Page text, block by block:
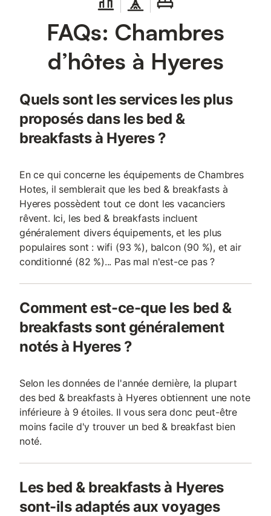
FAQs: Chambres
d’hôtes à Hyeres
Quels sont les services les plus
proposés dans les bed &
breakfasts à Hyeres ?
En ce qui concerne les équipements de Chambres
Hotes, il semblerait que les bed & breakfasts à
Hyeres possèdent tout ce dont les vacanciers
rêvent. Ici, les bed & breakfasts incluent
généralement divers équipements, et les plus
populaires sont : wifi (93 %), balcon (90 %), et air
conditionné (82 %)... Pas mal n'est-ce pas ?
Comment est-ce-que les bed &
breakfasts sont généralement
notés à Hyeres ?
Selon les données de l'année dernière, la plupart
des bed & breakfasts à Hyeres obtiennent une note
inférieure à 9 étoiles. Il vous sera donc peut-être
moins facile d'y trouver un bed & breakfast bien
noté.
Les bed & breakfasts à Hyeres
sont-ils adaptés aux voyages